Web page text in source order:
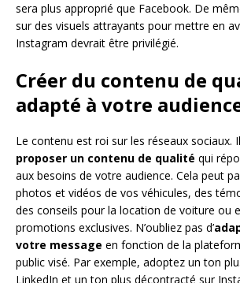
sera plus approprié que Facebook. De
sur des visuels attrayants pour mettre en
Instagram devrait être privilégié.
Créer du contenu de
adapté à votre
Le contenu est roi sur les réseaux sociaux.
proposer un contenu de qualité qui
aux besoins de votre audience. Cela peut
photos et vidéos de vos véhicules, des
des conseils pour la location de voiture ou
promotions exclusives. N’oubliez pas d’
votre message en fonction de la
public visé. Par exemple, adoptez un ton
LinkedIn et un ton plus décontracté sur